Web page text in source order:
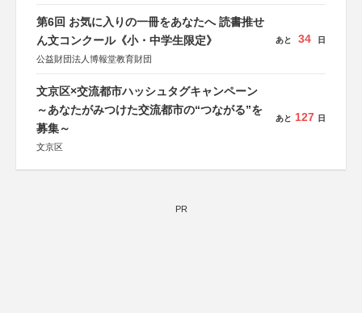
第6回 お気に入りの一冊をあなたへ 読書推せ
ん文コンクール《小・中学生限定》
公益財団法人博報堂教育財団
あと 34 日
文京区×交流都市ハッシュタグキャンペーン
～あなたがみつけた交流都市の“つながる”を
募集～
文京区
あと 127 日
PR